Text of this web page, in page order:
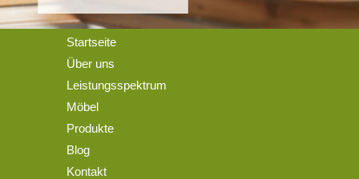
Startseite
Über uns
Leistungsspektrum
Möbel
Produkte
Blog
Kontakt